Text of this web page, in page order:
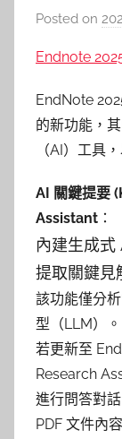
Posted on
Endnote
EndNote
的新功能，
（AI）工具
AI 關鍵提要
Assistant ：
內建生成式
提取關鍵見
該功能僅分
型（LLM）。
若更新至
Research
進行問答對
PDF 文件內